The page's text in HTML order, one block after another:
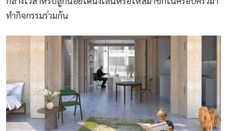
ทำกิจกรรมร่วมกัน